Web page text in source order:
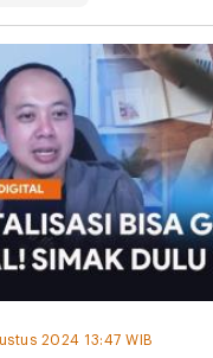
2024 13:47 WIB